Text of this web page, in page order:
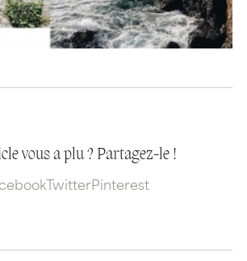
vous a plu ? Partagez-le !
TwitterPinterest